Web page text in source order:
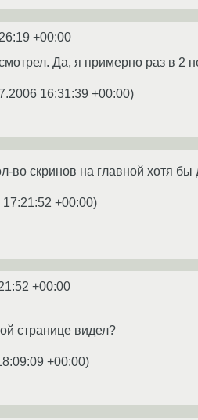
+00:00
Да, я примерно раз в 2
16:31:39 +00:00)
во скринов на главной хотя
17:21:52 +00:00)
+00:00
странице видел?
+00:00)